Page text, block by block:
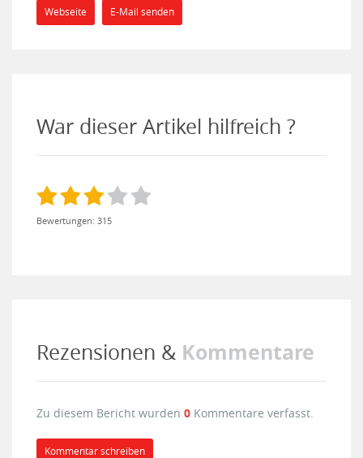
Webseite E-Mail senden
War dieser Artikel hilfreich ?
Bewertungen: 315
Rezensionen & Kommentare
Zu diesem Bericht wurden 0 Kommentare verfasst.
Kommentar schreiben